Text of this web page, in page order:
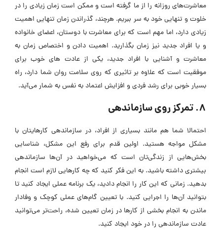
معاشرت‌های روزانه را از ما گرفته است و ممکن است زمان زیادی را در
خلوت و تنهایی خود به سر ببریم. هرچند، گذراندن زمان تنهایی اهمیت
زیادی دارد، اما مهم است که برای معاشرت با دوستان، اعضای خانواده
و یا افراد جدید نیز زمان بگذارید. اهمیت دادن و اختصاص زمان به
معاشرت و آشنایی با افراد جدید، یکی از عادت های خوب برای
موفقیت است که علاوه بر تاثیری که روی سلامت روان شما دارد، راه
بسیار خوبی برای رشد فردی و افزایش اعتماد به نفس به شمار می‌آید.
8. تمرکز روی سازماندهی
احتمالا شما هم مانند بسیاری از افراد، در سازماندهی کارهایتان با
مشکل مواجه هستید. اولین قدم برای رفع این مشکل، شناسایی
بخش‌هایی از زندگی‌تان است که می‌خواهید در آن‌ها سازماندهی
بیشتری داشته باشید. به این فکر کنید که چه کارهایی لازم است انجام
بدهید. زمانی که این کار را انجام دادید، یک برنامه عملی ایجاد کنید تا
بتوانید آن‌ها را اجرایی کنید. با تعیین گام‌های عملی کوچک و وفادار
ماندن به انجام بخشی از کارها در زمان تعیین شده، راحت‌تر می‌توانید
عادت سازماندهی را در خود ایجاد کنید.